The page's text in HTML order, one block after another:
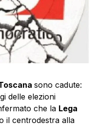
sono cadute:
delle elezioni
che la Lega
il centrodestra alla